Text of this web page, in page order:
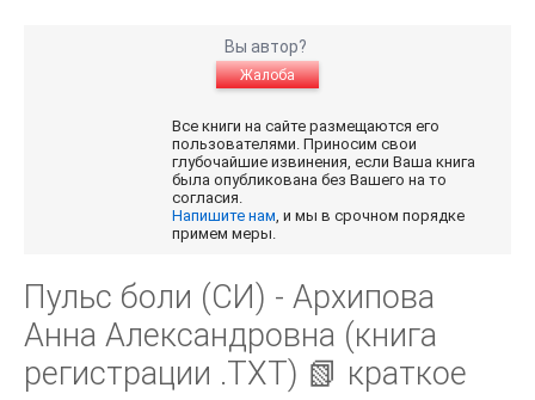
Вы автор?
Жалоба
Все книги на сайте размещаются его
пользователями. Приносим свои
глубочайшие извинения, если Ваша книга
была опубликована без Вашего на то
согласия.
Напишите нам, и мы в срочном порядке
примем меры.
Пульс боли (СИ) - Архипова
Анна Александровна (книга
регистрации .TXT) 📗 краткое